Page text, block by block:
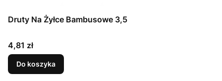
Druty Na Żyłce Bambusowe 3,5
Cena
4,81 zł
Do koszyka